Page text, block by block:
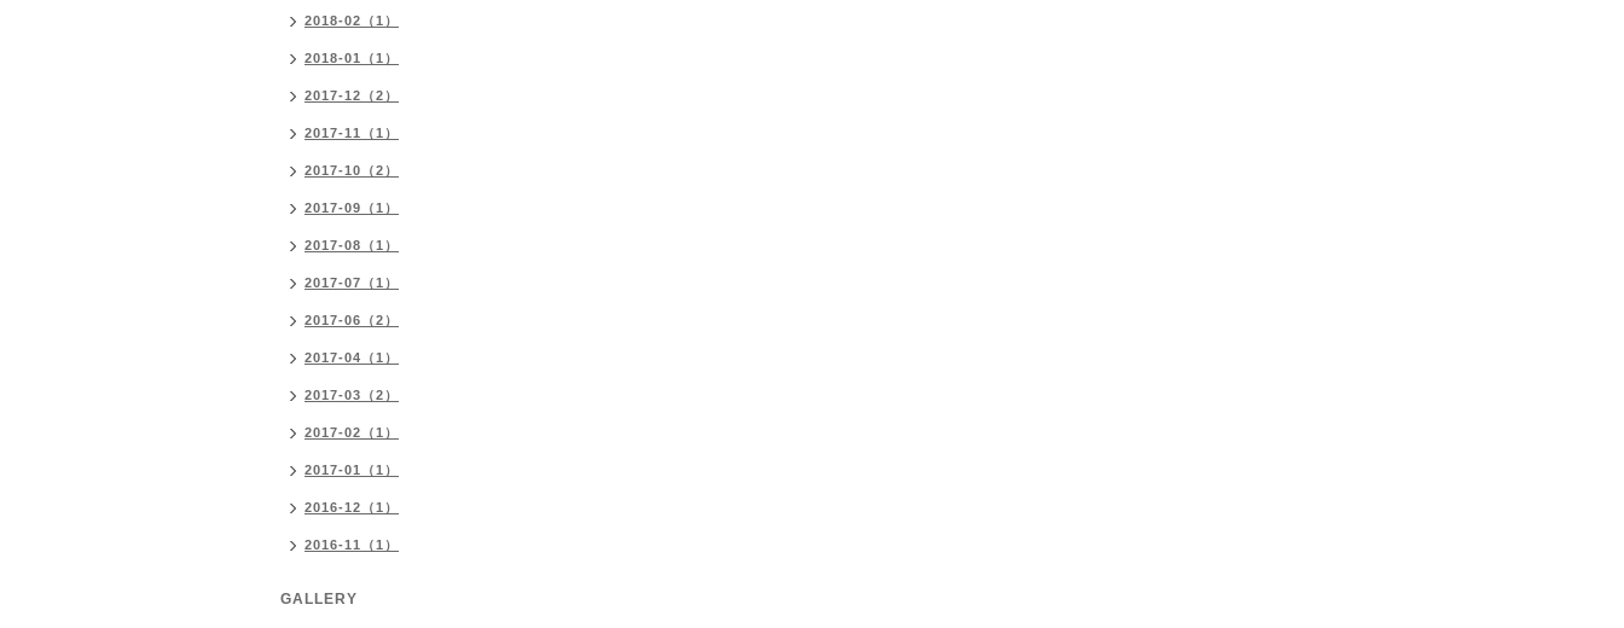
2018-02（1）
2018-01（1）
2017-12（2）
2017-11（1）
2017-10（2）
2017-09（1）
2017-08（1）
2017-07（1）
2017-06（2）
2017-04（1）
2017-03（2）
2017-02（1）
2017-01（1）
2016-12（1）
2016-11（1）
GALLERY